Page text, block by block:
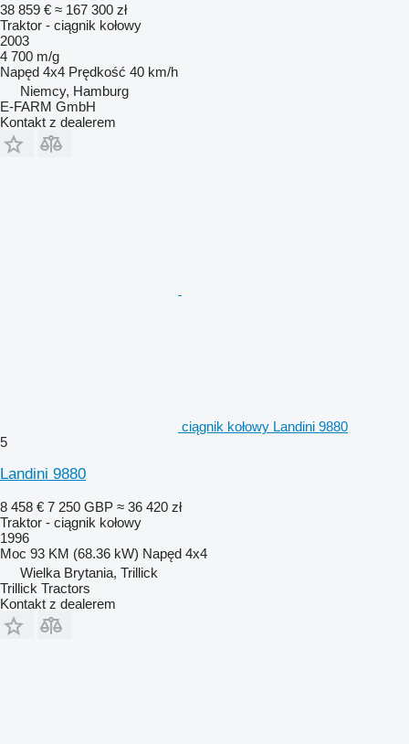
38 859 € ≈ 167 300 zł
Traktor - ciągnik kołowy
2003
4 700 m/g
Napęd 4x4 Prędkość 40 km/h
Niemcy, Hamburg
E-FARM GmbH
Kontakt z dealerem
ciągnik kołowy Landini 9880
5
Landini 9880
8 458 € 7 250 GBP ≈ 36 420 zł
Traktor - ciągnik kołowy
1996
Moc 93 KM (68.36 kW) Napęd 4x4
Wielka Brytania, Trillick
Trillick Tractors
Kontakt z dealerem